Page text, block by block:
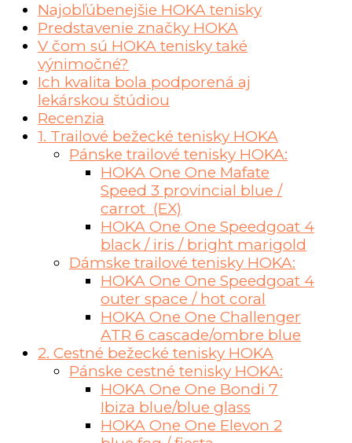
Najobľúbenejšie HOKA tenisky
Predstavenie značky HOKA
V čom sú HOKA tenisky také
výnimočné?
Ich kvalita bola podporená aj
lekárskou štúdiou
Recenzia
1. Trailové bežecké tenisky HOKA
Pánske trailové tenisky HOKA:
HOKA One One Mafate
Speed 3 provincial blue /
carrot (EX)
HOKA One One Speedgoat 4
black / iris / bright marigold
Dámske trailové tenisky HOKA:
HOKA One One Speedgoat 4
outer space / hot coral
HOKA One One Challenger
ATR 6 cascade/ombre blue
2. Cestné bežecké tenisky HOKA
Pánske cestné tenisky HOKA:
HOKA One One Bondi 7
Ibiza blue/blue glass
HOKA One One Elevon 2